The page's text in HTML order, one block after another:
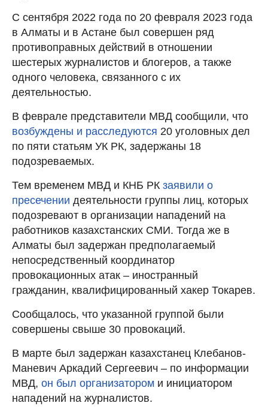
С сентября 2022 года по 20 февраля 2023 года
в Алматы и в Астане был совершен ряд
противоправных действий в отношении
шестерых журналистов и блогеров, а также
одного человека, связанного с их
деятельностью.
В феврале представители МВД сообщили, что
возбуждены и расследуются 20 уголовных дел
по пяти статьям УК РК, задержаны 18
подозреваемых.
Тем временем МВД и КНБ РК заявили о
пресечении деятельности группы лиц, которых
подозревают в организации нападений на
работников казахстанских СМИ. Тогда же в
Алматы был задержан предполагаемый
непосредственный координатор
провокационных атак – иностранный
гражданин, квалифицированный хакер Токарев.
Сообщалось, что указанной группой были
совершены свыше 30 провокаций.
В марте был задержан казахстанец Клебанов-
Маневич Аркадий Сергеевич – по информации
МВД, он был организатором и инициатором
нападений на журналистов.